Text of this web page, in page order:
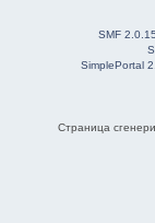
SMF
SimplePortal
Страница